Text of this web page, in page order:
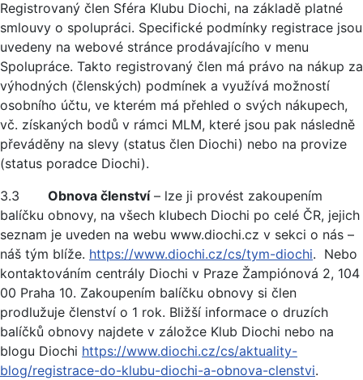
Registrovaný člen Sféra Klubu Diochi, na základě platné
smlouvy o spolupráci. Specifické podmínky registrace jsou
uvedeny na webové stránce prodávajícího v menu
Spolupráce. Takto registrovaný člen má právo na nákup za
výhodných (členských) podmínek a využívá možností
osobního účtu, ve kterém má přehled o svých nákupech,
vč. získaných bodů v rámci MLM, které jsou pak následně
převáděny na slevy (status člen Diochi) nebo na provize
(status poradce Diochi).
3.3 Obnova členství– lze ji provést zakoupením
balíčku obnovy, na všech klubech Diochi po celé ČR, jejich
seznam je uveden na webu www.diochi.cz v sekci o nás –
náš tým blíže. https://www.diochi.cz/cs/tym-diochi. Nebo
kontaktováním centrály Diochi v Praze Žampiónová 2, 104
00 Praha 10. Zakoupením balíčku obnovy si člen
prodlužuje členství o 1 rok. Bližší informace o druzích
balíčků obnovy najdete v záložce Klub Diochi nebo na
blogu Diochi https://www.diochi.cz/cs/aktuality-
blog/registrace-do-klubu-diochi-a-obnova-clenstvi.